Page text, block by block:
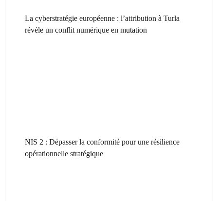
La cyberstratégie européenne : l’attribution à Turla
révèle un conflit numérique en mutation
NIS 2 : Dépasser la conformité pour une résilience
opérationnelle stratégique